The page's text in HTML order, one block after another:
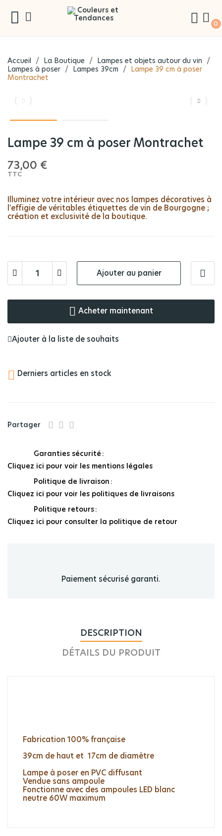
0
Accueil La Boutique
Lampes et objets autour du vin
Lampes à poser
Lampes 39cm
Lampe 39 cm à poser
Montrachet
Lampe 39 cm à poser Montrachet
73,00 €
TTC
Illuminez votre intérieur avec nos lampes décoratives à
l'effigie de véritables étiquettes de vin de Bourgogne ;
création et exclusivité de la boutique.
Ajouter au panier
Acheter maintenant
Ajouter à la liste de souhaits
 Derniers articles en stock
Partager
Garanties sécurité
Cliquez ici pour voir les mentions légales
Politique de livraison
Cliquez ici pour voir les politiques de livraisons
Politique retours
Cliquez ici pour consulter la politique de retour
Paiement sécurisé garanti.
DESCRIPTION
DÉTAILS DU PRODUIT
Fabrication 100% française
39cm de haut et 17cm de diamètre
Lampe à poser en PVC diffusant
Vendue sans ampoule
Fonctionne avec des ampoules LED blanc
neutre 60W maximum